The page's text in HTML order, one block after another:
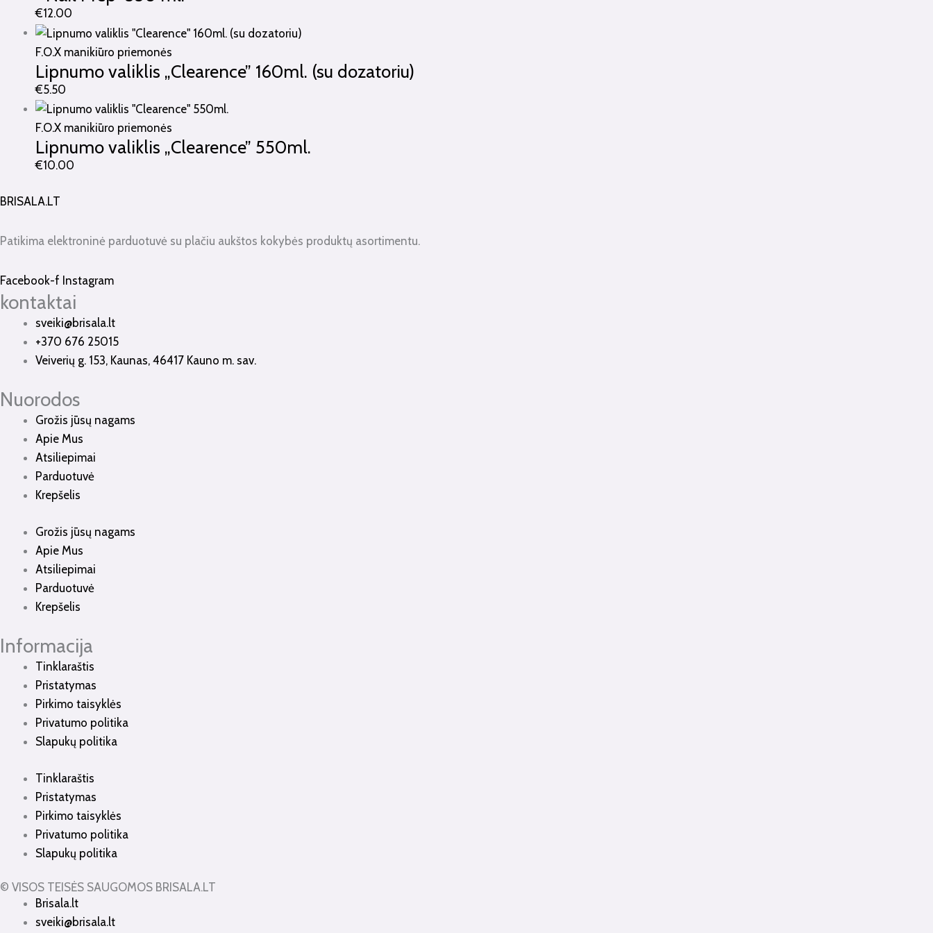
€12.00
F.O.X manikiūro priemonės
Lipnumo valiklis „Clearence” 160ml. (su dozatoriu)
€5.50
F.O.X manikiūro priemonės
Lipnumo valiklis „Clearence” 550ml.
€10.00
BRISALA.LT
Patikima elektroninė parduotuvė su plačiu aukštos kokybės produktų asortimentu.
Facebook-f Instagram
kontaktai
sveiki@brisala.lt
+370 676 25015
Veiverių g. 153, Kaunas, 46417 Kauno m. sav.
Nuorodos
Grožis jūsų nagams
Apie Mus
Atsiliepimai
Parduotuvė
Krepšelis
Grožis jūsų nagams
Apie Mus
Atsiliepimai
Parduotuvė
Krepšelis
Informacija
Tinklaraštis
Pristatymas
Pirkimo taisyklės
Privatumo politika
Slapukų politika
Tinklaraštis
Pristatymas
Pirkimo taisyklės
Privatumo politika
Slapukų politika
© VISOS TEISĖS SAUGOMOS BRISALA.LT
Brisala.lt
sveiki@brisala.lt